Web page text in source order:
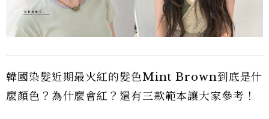
韓國染髮近期最火紅的髮色Mint Brown到底是什
麼顏色？為什麼會紅？還有三款範本讓大家參考！